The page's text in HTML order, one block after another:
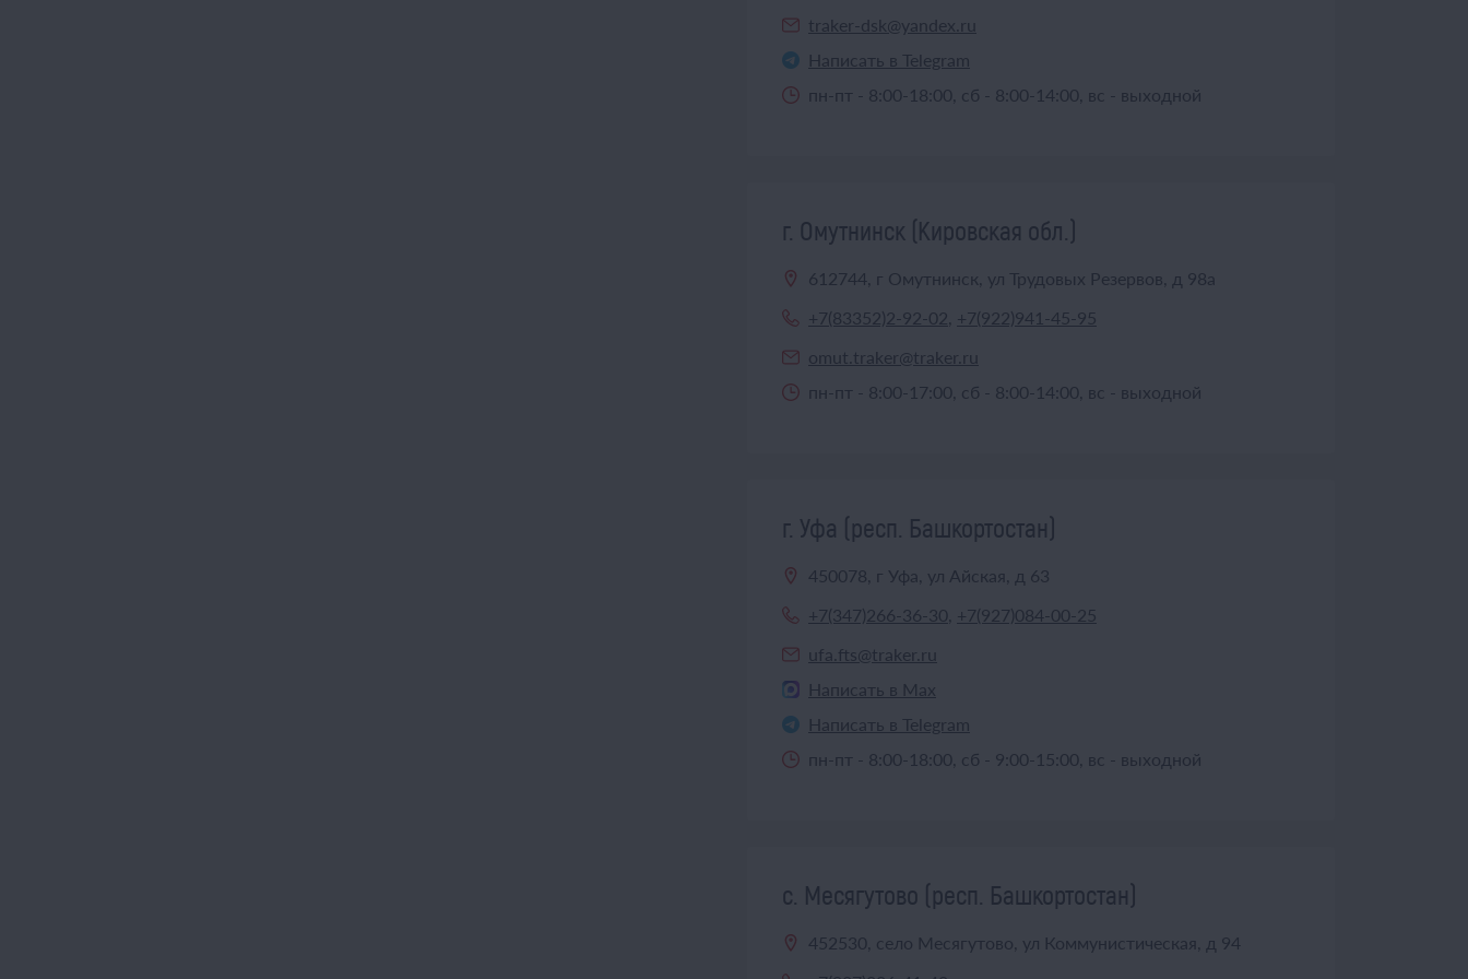
traker-dsk@yandex.ru
Написать в Telegram
пн-пт - 8:00-18:00, сб - 8:00-14:00, вс - выходной
г. Омутнинск (Кировская обл.)
612744, г Омутнинск, ул Трудовых Резервов, д 98а
+7(83352)2-92-02, +7(922)941-45-95
omut.traker@traker.ru
пн-пт - 8:00-17:00, сб - 8:00-14:00, вс - выходной
г. Уфа (респ. Башкортостан)
450078, г Уфа, ул Айская, д 63
+7(347)266-36-30, +7(927)084-00-25
ufa.fts@traker.ru
Написать в Max
Написать в Telegram
пн-пт - 8:00-18:00, сб - 9:00-15:00, вс - выходной
с. Месягутово (респ. Башкортостан)
452530, село Месягутово, ул Коммунистическая, д 94